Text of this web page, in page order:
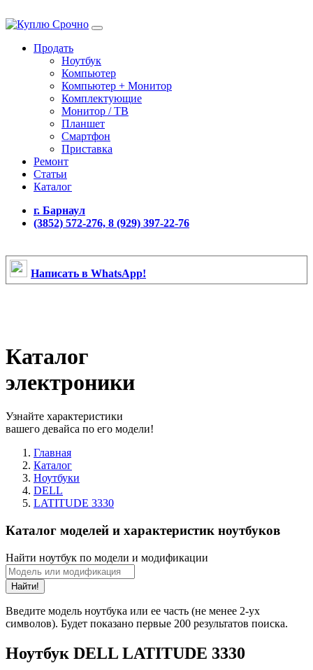
Продать
Ноутбук
Компьютер
Компьютер + Монитор
Комплектующие
Монитор / ТВ
Планшет
Смартфон
Приставка
Ремонт
Статьи
Каталог
г. Барнаул
(3852) 572-276, 8 (929) 397-22-76
Написать в WhatsApp!
Каталог
электроники
Узнайте характеристики
вашего девайса по его модели!
Главная
Каталог
Ноутбуки
DELL
LATITUDE 3330
Каталог моделей и характеристик ноутбуков
Найти ноутбук по модели и модификации
Найти!
Введите модель ноутбука или ее часть (не менее 2-ух
символов). Будет показано первые 200 результатов поиска.
Ноутбук DELL LATITUDE 3330